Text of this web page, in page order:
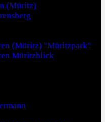
(Müritz)
(Müritz) "Müritzpark"
Müritzblick